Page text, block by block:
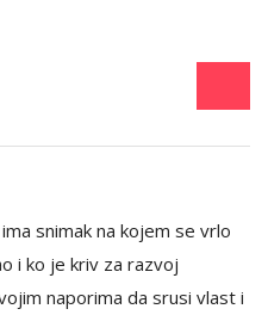
snimak na kojem se vrlo
i ko je kriv za razvoj
naporima da srusi vlast i